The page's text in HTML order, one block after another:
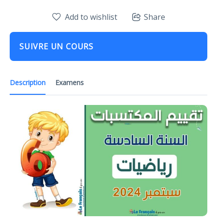
Description Examens
Add to wishlist Share
SUIVRE UN COURS